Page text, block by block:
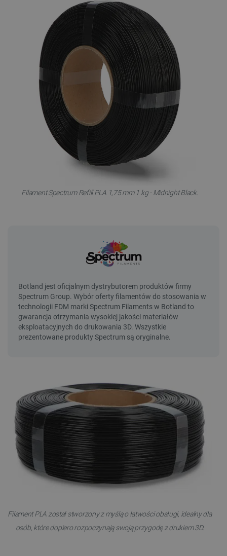
Filament Spectrum Refill PLA 1,75 mm 1 kg - Midnight Black.
Filament PLA został stworzony z myślą o łatwości obsługi, idealny dla
osób, które dopiero rozpoczynają swoją przygodę z drukiem 3D.